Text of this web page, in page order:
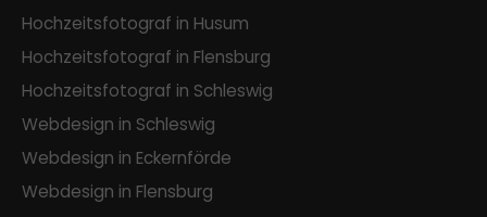
Hochzeitsfotograf in Husum
Hochzeitsfotograf in Flensburg
Hochzeitsfotograf in Schleswig
Webdesign in Schleswig
Webdesign in Eckernförde
Webdesign in Flensburg